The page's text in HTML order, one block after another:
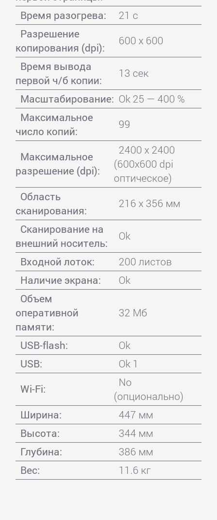
Время разогрева:
21 с
Разрешение
копирования (dpi):
600 x 600
Время вывода
первой ч/б копии:
13 сек
Масштабирование: Ok 25 — 400 %
Максимальное
число копий:
99
Максимальное
разрешение (dpi):
2400 x 2400
(600x600 dpi
оптическое)
Область
сканирования:
216 x 356 мм
Сканирование на
внешний носитель:
Ok
Входной лоток:
200 листов
Наличие экрана:
Ok
Объем
оперативной
памяти:
32 Мб
USB-flash:
Ok
USB:
Ok 1
Wi-Fi:
No
(опционально)
Ширина:
447 мм
Высота:
344 мм
Глубина:
386 мм
Вес:
11.6 кг